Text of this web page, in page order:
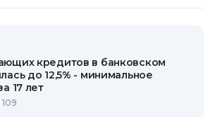
кредитов в банковском
до 12,5% - минимальное
17 лет
109